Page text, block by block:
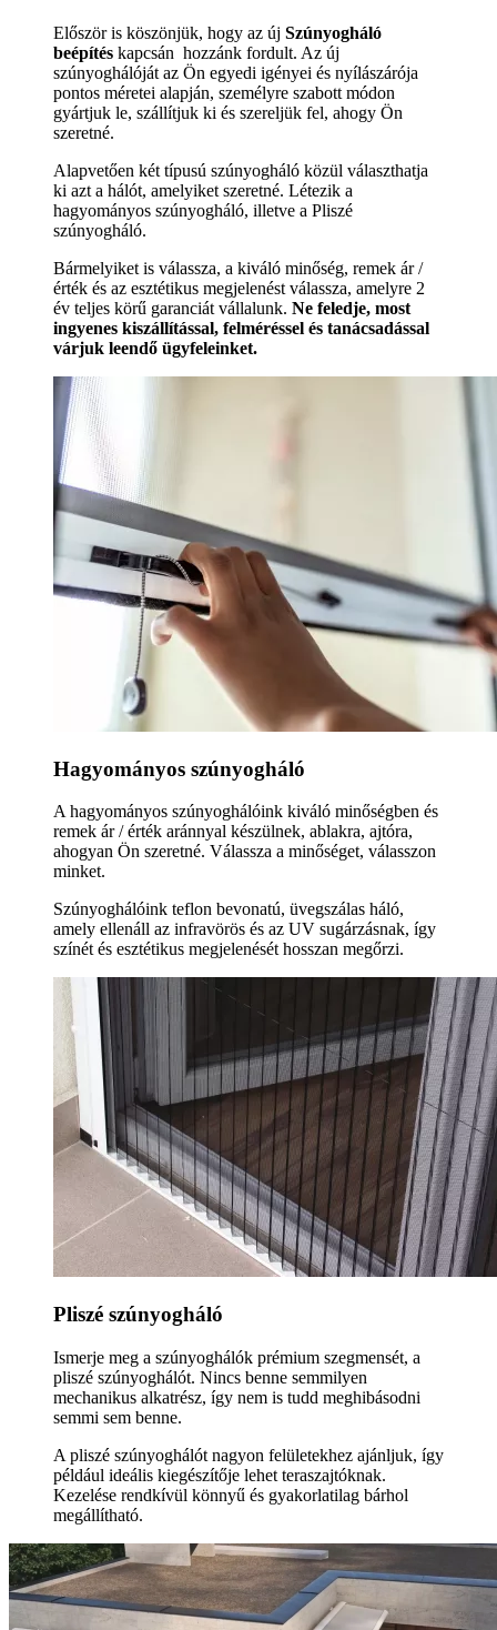
Először is köszönjük, hogy az új Szúnyogháló
beépítés kapcsán hozzánk fordult. Az új
szúnyoghálóját az Ön egyedi igényei és nyílászárója
pontos méretei alapján, személyre szabott módon
gyártjuk le, szállítjuk ki és szereljük fel, ahogy Ön
szeretné.
Alapvetően két típusú szúnyogháló közül választhatja
ki azt a hálót, amelyiket szeretné. Létezik a
hagyományos szúnyogháló, illetve a Pliszé
szúnyogháló.
Bármelyiket is válassza, a kiváló minőség, remek ár /
érték és az esztétikus megjelenést válassza, amelyre 2
év teljes körű garanciát vállalunk. Ne feledje, most
ingyenes kiszállítással, felméréssel és tanácsadással
várjuk leendő ügyfeleinket.
Hagyományos szúnyogháló
A hagyományos szúnyoghálóink kiváló minőségben és
remek ár / érték aránnyal készülnek, ablakra, ajtóra,
ahogyan Ön szeretné. Válassza a minőséget, válasszon
minket.
Szúnyoghálóink teflon bevonatú, üvegszálas háló,
amely ellenáll az infravörös és az UV sugárzásnak, így
színét és esztétikus megjelenését hosszan megőrzi.
Pliszé szúnyogháló
Ismerje meg a szúnyoghálók prémium szegmensét, a
pliszé szúnyoghálót. Nincs benne semmilyen
mechanikus alkatrész, így nem is tudd meghibásodni
semmi sem benne.
A pliszé szúnyoghálót nagyon felületekhez ajánljuk, így
például ideális kiegészítője lehet teraszajtóknak.
Kezelése rendkívül könnyű és gyakorlatilag bárhol
megállítható.